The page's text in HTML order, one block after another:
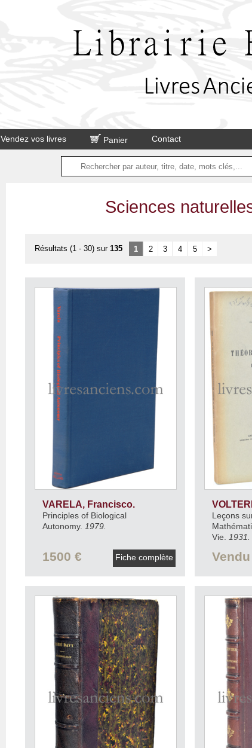
Vendez vos livres Panier Contact
Sciences
Résultats (1 - 30) sur 135 1 2 3 4 5 >
VARELA, Francisco.
Principles of Biological
Autonomy. 1979.
1500 € Fiche complète
Leçons
Vie.
1931.
Vendu